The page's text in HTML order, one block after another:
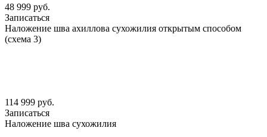
48 999 руб.
Записаться
Наложение шва ахиллова сухожилия открытым способом
(схема 3)
114 999 руб.
Записаться
Наложение шва сухожилия